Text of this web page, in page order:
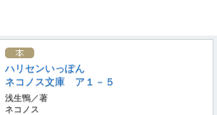
ハリセンいっぽん
ネコノス文庫 ア１－５
浅生鴨／著
ネコノス